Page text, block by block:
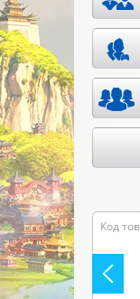
Код